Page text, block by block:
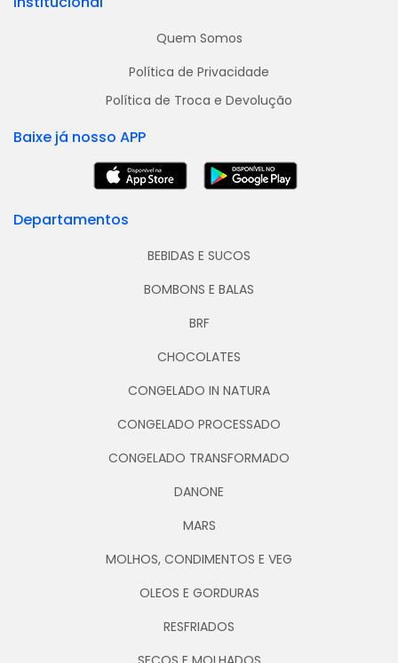
Quem Somos
Política de Privacidade
Política de Troca e Devolução
Baixe já nosso APP
Departamentos
BEBIDAS E SUCOS
BOMBONS E BALAS
BRF
CHOCOLATES
CONGELADO IN NATURA
CONGELADO PROCESSADO
CONGELADO TRANSFORMADO
DANONE
MARS
MOLHOS, CONDIMENTOS E VEG
OLEOS E GORDURAS
RESFRIADOS